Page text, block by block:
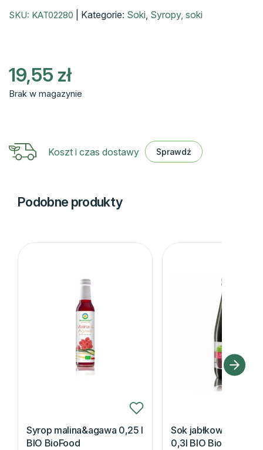
SKU: KAT02280 Kategorie: Soki, Syropy, soki
19,55 zł
Brak w magazynie
Koszt i czas dostawy Sprawdź
Podobne produkty
Syrop malina&agawa 0,25 l
BIO BioFood
Sok jabłkowo-
0,3l BIO BioFood